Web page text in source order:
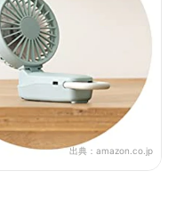
出典： amazon.co.jp